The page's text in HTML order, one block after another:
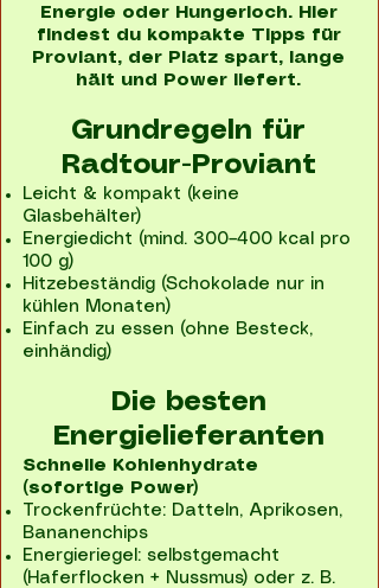
Energie oder Hungerloch. Hier
findest du kompakte Tipps für
Proviant, der Platz spart, lange
hält und Power liefert.
Grundregeln für
Radtour-Proviant
Leicht & kompakt (keine
Glasbehälter)
Energiedicht (mind. 300–400 kcal pro
100 g)
Hitzebeständig (Schokolade nur in
kühlen Monaten)
Einfach zu essen (ohne Besteck,
einhändig)
Die besten
Energielieferanten
Schnelle Kohlenhydrate
(sofortige Power)
Trockenfrüchte: Datteln, Aprikosen,
Bananenchips
Energieriegel: selbstgemacht
(Haferflocken + Nussmus) oder z. B.